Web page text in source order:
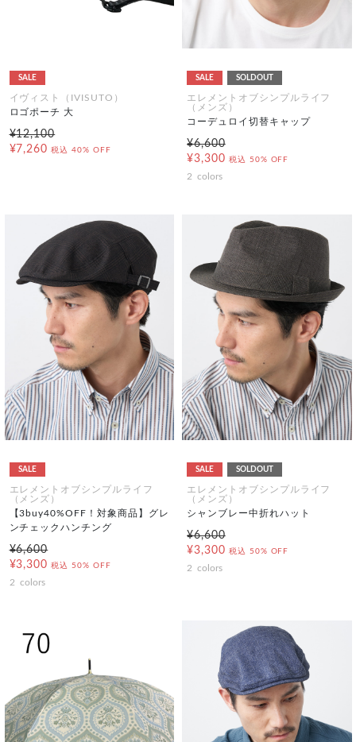
SALE
イヴィスト（IVISUTO）
ロゴポーチ 大
¥12,100
¥7,260 税込 40% OFF
SALE SOLDOUT
エレメントオブシンプルライフ
（メンズ）
コーデュロイ切替キャップ
¥6,600
¥3,300 税込 50% OFF
2 colors
SALE
エレメントオブシンプルライフ
（メンズ）
【3buy40%OFF！対象商品】グレ
ンチェックハンチング
¥6,600
¥3,300 税込 50% OFF
2 colors
SALE SOLDOUT
エレメントオブシンプルライフ
（メンズ）
シャンブレー中折れハット
¥6,600
¥3,300 税込 50% OFF
2 colors